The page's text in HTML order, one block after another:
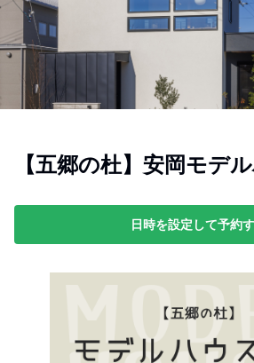
【五郷の杜】安岡モデ
日時を設定して予約